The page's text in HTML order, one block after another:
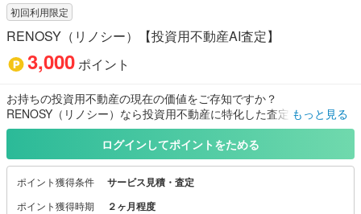
初回利用限定
RENOSY（リノシー）【投資用不動産AI査定】
3,000ポイント
お持ちの投資用不動産の現在の価値をご存知ですか？
RENOSY（リノシー）なら投資用不動産に特化した査定方法によ
り、
精度の高い価格提示が可能！累計2万件以上のAI査定実績がありま
す。
今なら投資用不動産をAI査定していただいた方に3,000Pプレゼント
中！
査定額は毎月更新。全ての機能を無料でご利用いただけます。
もっと見る
ログインしてポイントをためる
ポイント獲得条件 サービス見積・査定
ポイント獲得時期 ２ヶ月程度